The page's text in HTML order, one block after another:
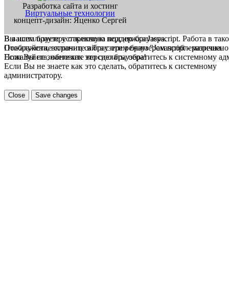
Разработка сайта и хостинг
Виртуальные технологии
концепт-дизайн: Яценко Сергей
В вашем браузере отключена поддержка Jasvscript. Работа в
Пожалуйста, включите в браузере режим "Javascript -
Если Вы не знаете как это сделать, обратитесь к системному
Вы используете устаревшую версию браузера.
Отображение страниц сайта с этим браузером проблематична.
Пожалуйста, обновите версию браузера!
Если Вы не знаете как это сделать, обратитесь к системному
администратору.
Close Save changes